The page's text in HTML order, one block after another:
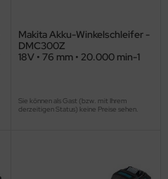
Makita Akku-Winkelschleifer -
DMC300Z
18V • 76 mm • 20.000 min-1
Sie können als Gast (bzw. mit Ihrem
derzeitigen Status) keine Preise sehen.